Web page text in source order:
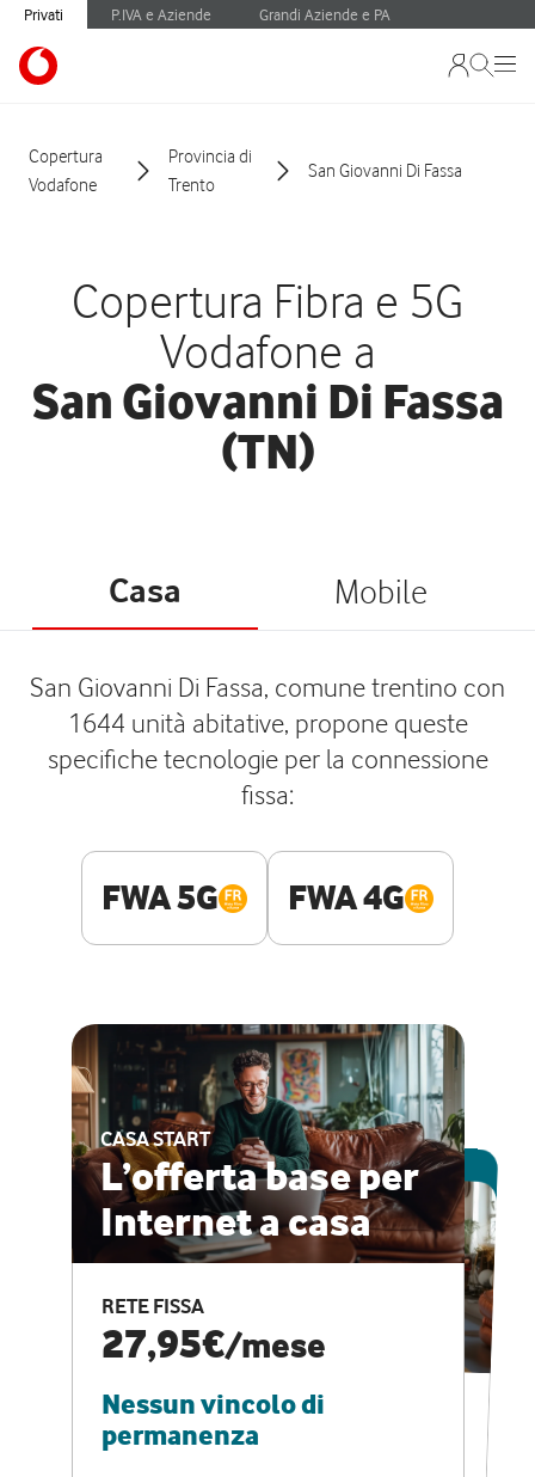
Privati P.IVA e Aziende Grandi Aziende e PA
Copertura
Vodafone
Provincia di
Trento
San Giovanni Di Fassa
Copertura Fibra e 5G
Vodafone a
San Giovanni Di Fassa
(TN)
Casa Mobile
San Giovanni Di Fassa, comune trentino con
1644 unità abitative, propone queste
specifiche tecnologie per la connessione
fissa:
FWA 5G FWA 4G
CASA START
L’offerta base per
Internet a casa
RETE FISSA
27,95€/mese
Nessun vincolo di
permanenza
ESCLUSIVA ONLINE
CASA PRO
Internet veloce e
vantaggi speciali
RETE FISSA + VODAFONE CLUB
29,95€